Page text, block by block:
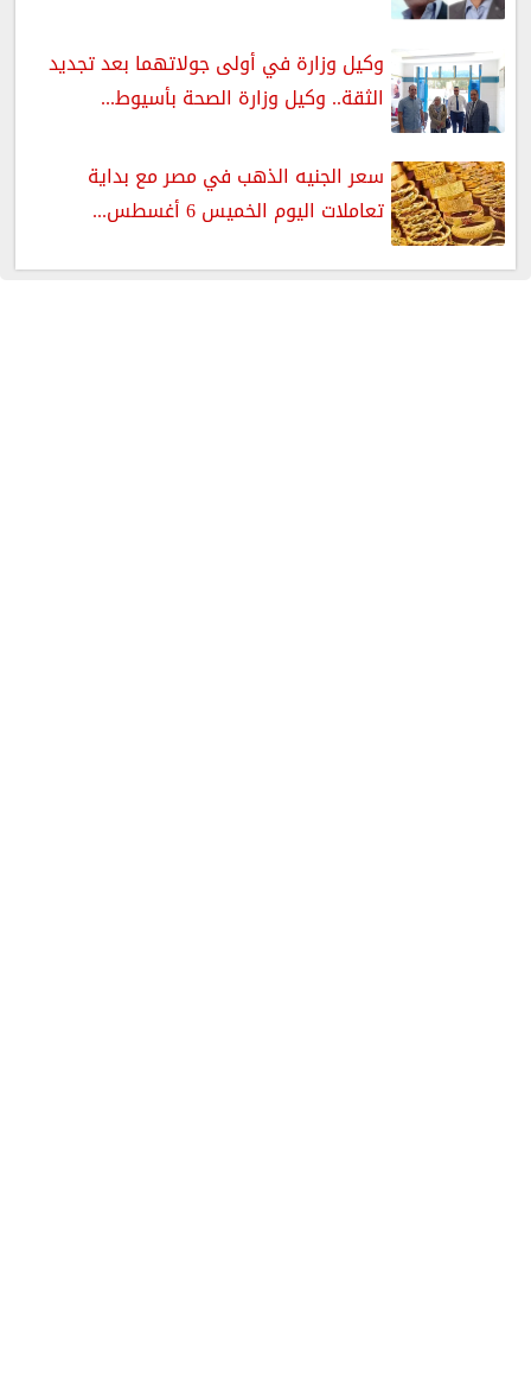
وكيل وزارة في أولى جولاتهما بعد تجديد
الثقة.. وكيل وزارة الصحة بأسيوط...
سعر الجنيه الذهب في مصر مع بداية
تعاملات اليوم الخميس 6 أغسطس...